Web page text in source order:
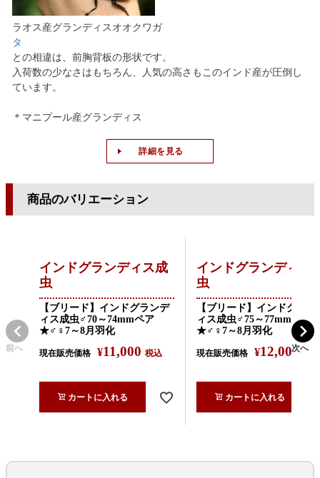
ラオス産グランディスオオクワガ
タ
との相違は、前胸背板の形状です。
入荷数の少なさはもちろん、人気の高さもこのインド産が圧倒し
ています。
＊マニプール産グランディス
詳細を見る
商品のバリエーション
前へ
インドグランディス成
虫
【ブリード】インドグランデ
ィス成虫♂70～74mmペア
★♂♀7～8月羽化
現在販売価格 ¥11,000 税込
カートに入れる
インドグランディス
虫
【ブリード】インドグラン
ィス成虫♂75～77mmペア
★♂♀7～8月羽化
現在販売価格 ¥12,000 税込
カートに入れる
次へ